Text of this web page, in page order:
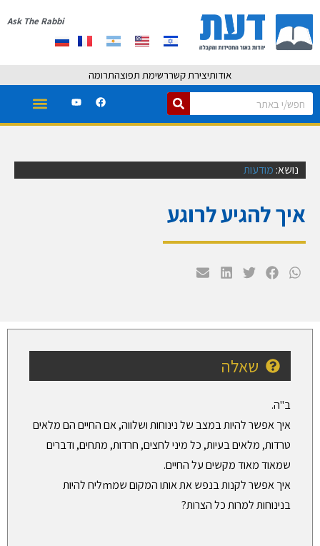
Ask The Rabbi
אודותיצירת קשררשימת תפוצהתרומה
נושא: מודעות
איך להגיע לרוגע
שאלה
ב"ה.
איך אפשר להיות במצב של נינוחות ושלווה, אם החיים הם מלאים
טרדות, מלאים בעיות, כל מיני לחצים, חרדות, מתחים, ודברים
שמאוד מאוד מקשים על החיים.
איך אפשר לקנות בנפש את אותו המקום שמmליח להיות
בנינוחות למרות כל הצרות?